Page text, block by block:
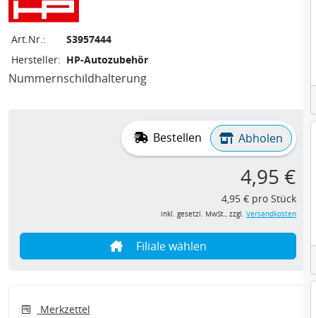
Art.Nr.:
S3957444
Hersteller: HP-Autozubehör
Nummernschildhalterung
Bestellen Abholen
4,95 €
4,95 € pro Stück
inkl. gesetzl. MwSt., zzgl. Versandkosten
Filiale wählen
Merkzettel